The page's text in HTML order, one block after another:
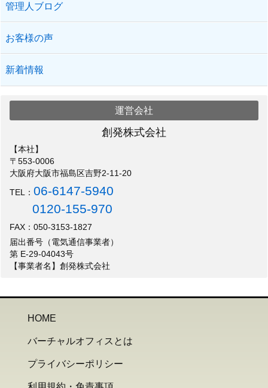
管理人ブログ
お客様の声
新着情報
運営会社
創発株式会社
【本社】
〒553-0006
大阪府大阪市福島区吉野2-11-20
TEL：06-6147-5940
0120-155-970
FAX：050-3153-1827
届出番号（電気通信事業者）
第 E-29-04043号
【事業者名】創発株式会社
HOME
バーチャルオフィスとは
プライバシーポリシー